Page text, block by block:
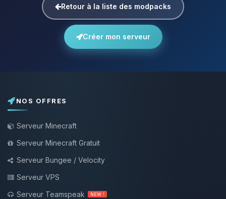
Retour à la liste des modpacks
Créer mon serveur
NOS OFFRES
Serveur Minecraft
Serveur Minecraft Gratuit
Serveur Bungee / Velocity
Serveur VPS
Serveur Teamspeak
NEW !